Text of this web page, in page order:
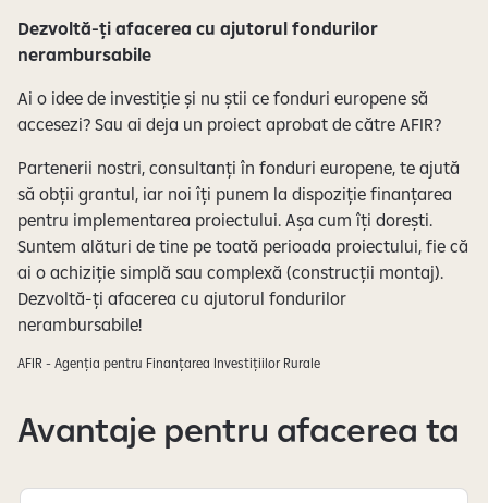
m
a
r
e
u
p
r
i
v
i
r
e
p
Dezvoltă-ți afacerea cu ajutorul fondurilor
nerambursabile
Ai o idee de investiție și nu știi ce fonduri europene să
accesezi? Sau ai deja un proiect aprobat de către AFIR?
Partenerii nostri, consultanți în fonduri europene, te ajută
să obții grantul, iar noi îți punem la dispoziție finanțarea
pentru implementarea proiectului. Așa cum îți dorești.
Suntem alături de tine pe toată perioada proiectului, fie că
ai o achiziție simplă sau complexă (construcții montaj).
Dezvoltă-ți afacerea cu ajutorul fondurilor
nerambursabile!
AFIR - Agenția pentru Finanțarea Investițiilor Rurale
Avantaje pentru afacerea ta